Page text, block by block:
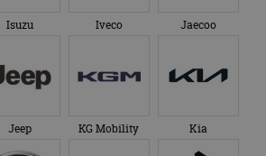
Isuzu Iveco Jaecoo
Jeep KG Mobility Kia